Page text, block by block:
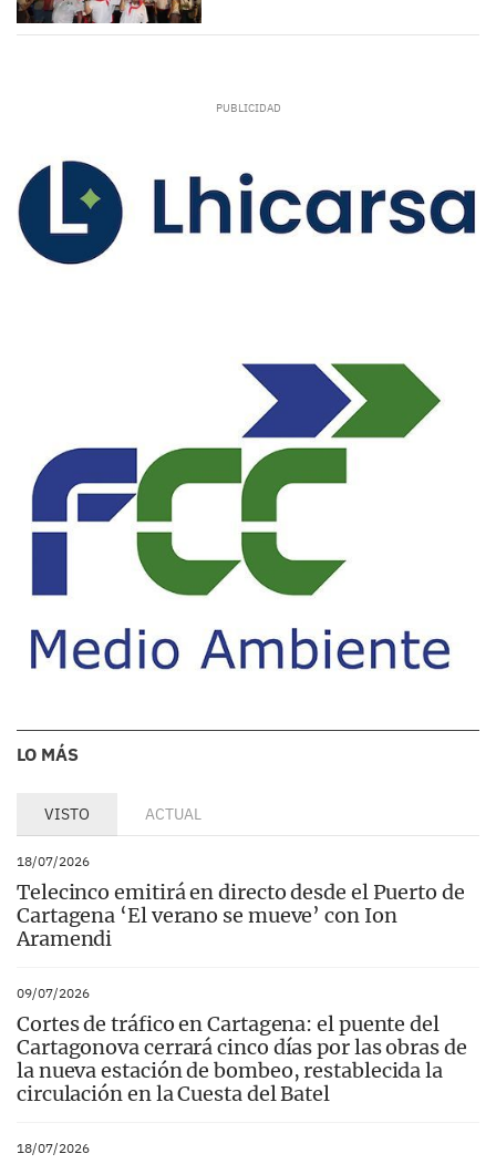
LO MÁS
VISTO ACTUAL
18/07/2026
Telecinco emitirá en directo desde el Puerto de
Cartagena ‘El verano se mueve’ con Ion
Aramendi
09/07/2026
Cortes de tráfico en Cartagena: el puente del
Cartagonova cerrará cinco días por las obras de
la nueva estación de bombeo, restablecida la
circulación en la Cuesta del Batel
18/07/2026